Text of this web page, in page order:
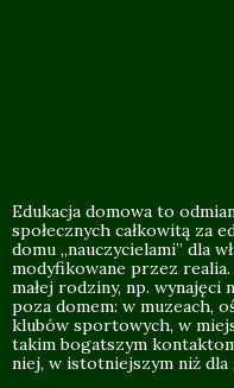
Edukacja domowa to
społecznych całkowitą za
domu „nauczycielami” dla
modyfikowane przez
małej rodziny, np.
poza domem: w muzeach,
klubów sportowych, w
takim bogatszym
niej, w istotniejszym niż dla